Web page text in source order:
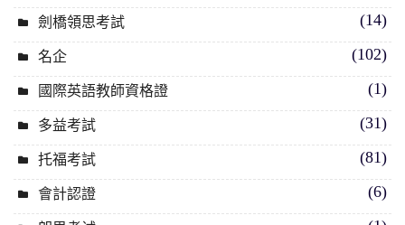
劍橋領思考試 (14)
名企 (102)
國際英語教師資格證 (1)
多益考試 (31)
托福考試 (81)
會計認證 (6)